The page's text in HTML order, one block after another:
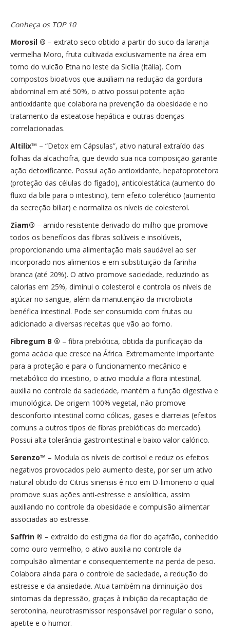
Conheça os TOP 10
Morosil ® – extrato seco obtido a partir do suco da laranja
vermelha Moro, fruta cultivada exclusivamente na área em
torno do vulcão Etna no leste da Sicília (Itália). Com
compostos bioativos que auxiliam na redução da gordura
abdominal em até 50%, o ativo possui potente ação
antioxidante que colabora na prevenção da obesidade e no
tratamento da esteatose hepática e outras doenças
correlacionadas.
Altilix™ – “Detox em Cápsulas”, ativo natural extraído das
folhas da alcachofra, que devido sua rica composição garante
ação detoxificante. Possui ação antioxidante, hepatoprotetora
(proteção das células do fígado), anticolestática (aumento do
fluxo da bile para o intestino), tem efeito colerético (aumento
da secreção biliar) e normaliza os níveis de colesterol.
Ziam® – amido resistente derivado do milho que promove
todos os benefícios das fibras solúveis e insolúveis,
proporcionando uma alimentação mais saudável ao ser
incorporado nos alimentos e em substituição da farinha
branca (até 20%). O ativo promove saciedade, reduzindo as
calorias em 25%, diminui o colesterol e controla os níveis de
açúcar no sangue, além da manutenção da microbiota
benéfica intestinal. Pode ser consumido com frutas ou
adicionado a diversas receitas que vão ao forno.
Fibregum B ® – fibra prebiótica, obtida da purificação da
goma acácia que cresce na África. Extremamente importante
para a proteção e para o funcionamento mecânico e
metabólico do intestino, o ativo modula a flora intestinal,
auxilia no controle da saciedade, mantém a função digestiva e
imunológica. De origem 100% vegetal, não promove
desconforto intestinal como cólicas, gases e diarreias (efeitos
comuns a outros tipos de fibras prebióticas do mercado).
Possui alta tolerância gastrointestinal e baixo valor calórico.
Serenzo™ – Modula os níveis de cortisol e reduz os efeitos
negativos provocados pelo aumento deste, por ser um ativo
natural obtido do Citrus sinensis é rico em D-limoneno o qual
promove suas ações anti-estresse e ansíolitica, assim
auxiliando no controle da obesidade e compulsão alimentar
associadas ao estresse.
Saffrin ® – extraído do estigma da flor do açafrão, conhecido
como ouro vermelho, o ativo auxilia no controle da
compulsão alimentar e consequentemente na perda de peso.
Colabora ainda para o controle de saciedade, a redução do
estresse e da ansiedade. Atua também na diminuição dos
sintomas da depressão, graças à inibição da recaptação de
serotonina, neurotrasmissor responsável por regular o sono,
apetite e o humor.